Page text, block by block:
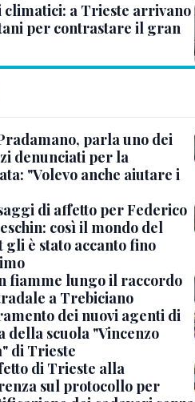
climatici: a Trieste arrivano
per contrastare il gran
parla uno dei
denunciati per la
"Volevo anche aiutare i
di affetto per Federico
così il mondo del
gli è stato accanto fino
fiamme lungo il raccordo
a Trebiciano
dei nuovi agenti di
della scuola "Vincenzo
di Trieste
di Trieste alla
sul protocollo per